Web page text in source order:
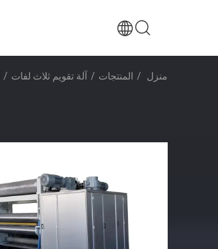
منزل / المنتجات / آلة تقويم ثلاث لفات /